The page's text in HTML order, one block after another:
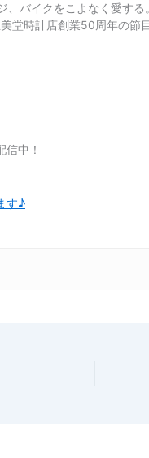
、バイクをこよなく愛す
堂時計店創業50周年の節
信中！
す♪